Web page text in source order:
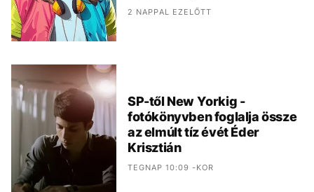
2 NAPPAL EZELŐTT
SP-től New Yorkig -
fotókönyvben foglalja össze
az elmúlt tíz évét Éder
Krisztián
TEGNAP 10:09 -KOR